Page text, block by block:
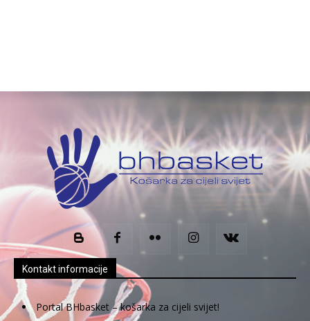
Kontakt informacije
Portal BHbasket – košarka za cijeli svijet!